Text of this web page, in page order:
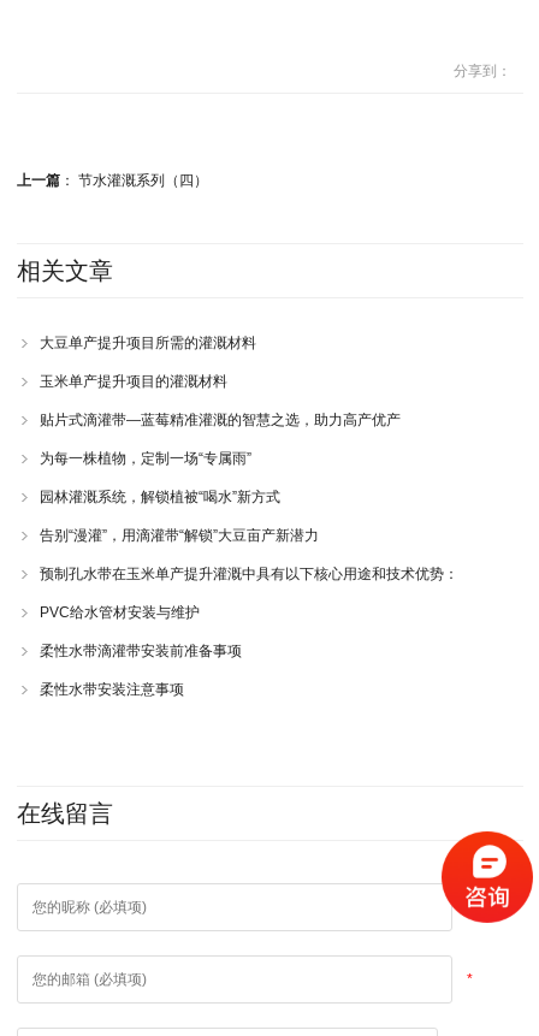
分享到：
上一篇： 节水灌溉系列（四）
相关文章
大豆单产提升项目所需的灌溉材料
玉米单产提升项目的灌溉材料
贴片式滴灌带—蓝莓精准灌溉的智慧之选，助力高产优产
为每一株植物，定制一场“专属雨”
园林灌溉系统，解锁植被“喝水”新方式
告别“漫灌”，用滴灌带“解锁”大豆亩产新潜力
预制孔水带在玉米单产提升灌溉中具有以下核心用途和技术优势：
PVC给水管材安装与维护
柔性水带滴灌带安装前准备事项
柔性水带安装注意事项
在线留言
*
*